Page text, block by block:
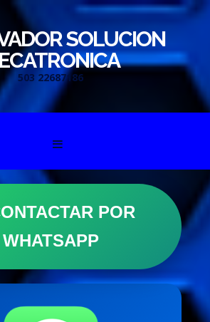
SOLUCION
503 22687186
Skip to content
POR
WHATSAPP